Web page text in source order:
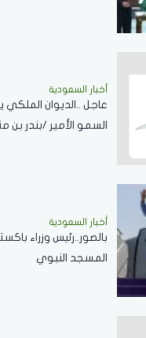
أخبار السعودية
عاجل ..الديوان
السمو الأمير /بندر بن
أخبار السعودية
بالصور..رئيس وزراء
المسجد النبوي